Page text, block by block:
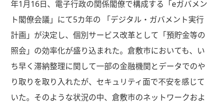
年1月16日、電子行政の関係閣僚で構成する「eガバメン
ト閣僚会議」にて5カ年の 「デジタル・ガバメント実行
計画」が決定し、個別サービス改革として「預貯金等の
照会」の効率化が盛り込まれた。倉敷市においても、い
ち早く滞納整理に関して一部の金融機関とデータでのや
り取りを取り入れたが、セキュリティ面で不安を感じて
いた。そのような状況の中、倉敷市のネットワークおよ